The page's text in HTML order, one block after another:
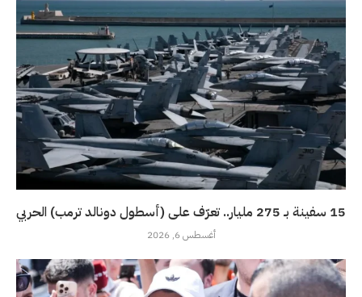
15 سفينة بـ 275 مليار.. تعرّف على (أسطول دونالد ترمب) الحربي
أغسطس 6, 2026